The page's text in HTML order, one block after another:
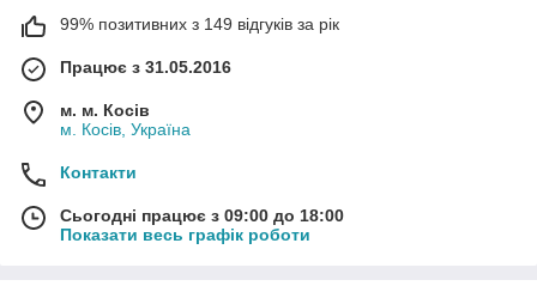
99% позитивних з 149 відгуків за рік
Працює з 31.05.2016
м. м. Косів
м. Косів, Україна
Контакти
Сьогодні працює з 09:00 до 18:00
Показати весь графік роботи